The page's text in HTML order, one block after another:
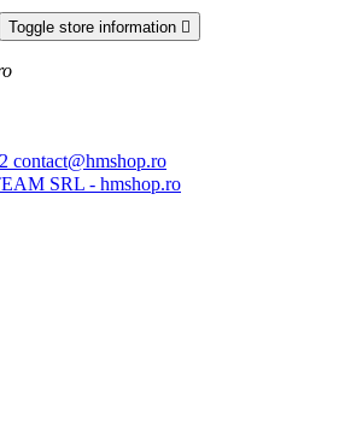
Toggle store information 
contact@hmshop.ro
SRL - hmshop.ro